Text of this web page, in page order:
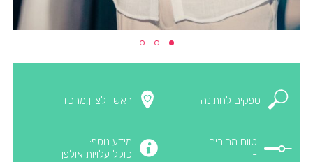
ספקים לחתונה ראשון לציון,מרכז
טווח מחירים
-
מידע נוסף:
כולל עלויות אולפן